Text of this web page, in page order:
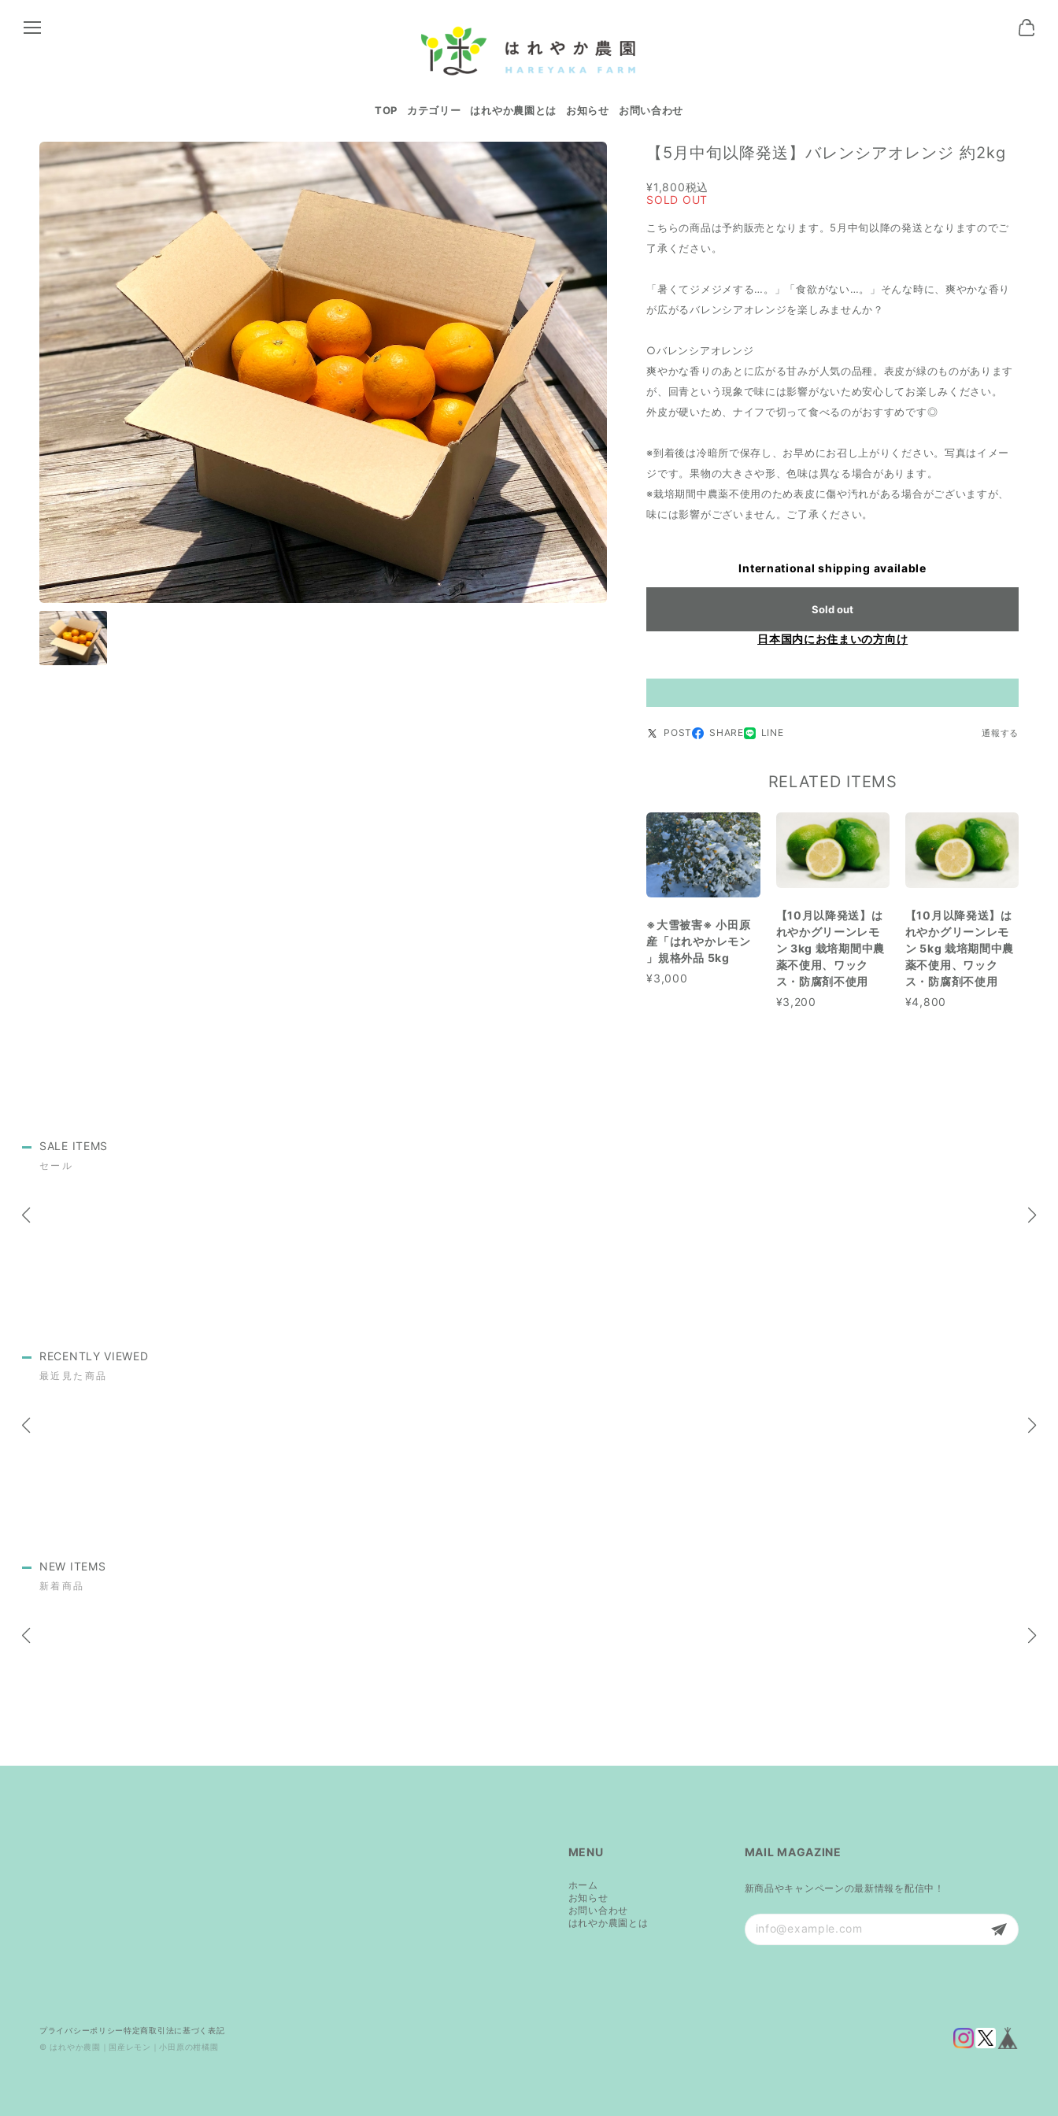
TOP カテゴリー はれやか農園とは お知らせ お問い合わせ
【5月中旬以降発送】バレンシアオレンジ 約2kg
¥1,800税込
SOLD OUT
こちらの商品は予約販売となります。5月中旬以降の発送となりますのでご
了承ください。
「暑くてジメジメする…。」「食欲がない…。」そんな時に、爽やかな香り
が広がるバレンシアオレンジを楽しみませんか？
○バレンシアオレンジ
爽やかな香りのあとに広がる甘みが人気の品種。表皮が緑のものがあります
が、回青という現象で味には影響がないため安心してお楽しみください。
外皮が硬いため、ナイフで切って食べるのがおすすめです◎
※到着後は冷暗所で保存し、お早めにお召し上がりください。写真はイメー
ジです。果物の大きさや形、色味は異なる場合があります。
※栽培期間中農薬不使用のため表皮に傷や汚れがある場合がございますが、
味には影響がございません。ご了承ください。
International shipping available
Sold out
日本国内にお住まいの方向け
POST SHARE LINE 通報する
RELATED ITEMS
※大雪被害※ 小田原
産「はれやかレモン
」規格外品 5kg
¥3,000
【10月以降発送】は
れやかグリーンレモ
ン 3kg 栽培期間中農
薬不使用、ワック
ス・防腐剤不使用
¥3,200
【10月以降発送】は
れやかグリーンレモ
ン 5kg 栽培期間中農
薬不使用、ワック
ス・防腐剤不使用
¥4,800
SALE ITEMS
セール
RECENTLY VIEWED
最近見た商品
NEW ITEMS
新着商品
MENU
ホーム
お知らせ
お問い合わせ
はれやか農園とは
MAIL MAGAZINE
新商品やキャンペーンの最新情報を配信中！
プライバシーポリシー特定商取引法に基づく表記
© はれやか農園｜国産レモン｜小田原の柑橘園